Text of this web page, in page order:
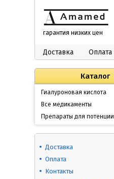
гарантия низких цен
Доставка Оплата
Каталог
Гиалуроновая кислота
Все медикаменты
Препараты для потенции
Доставка
Оплата
Контакты